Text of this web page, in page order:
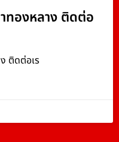
ทองหลาง ติดต่อ
ติดต่อเร